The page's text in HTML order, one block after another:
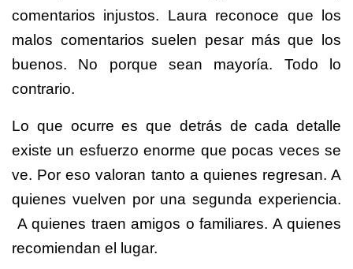
comentarios injustos. Laura reconoce que los
malos comentarios suelen pesar más que los
buenos. No porque sean mayoría. Todo lo
contrario.
Lo que ocurre es que detrás de cada detalle
existe un esfuerzo enorme que pocas veces se
ve. Por eso valoran tanto a quienes regresan. A
quienes vuelven por una segunda experiencia.
A quienes traen amigos o familiares. A quienes
recomiendan el lugar.